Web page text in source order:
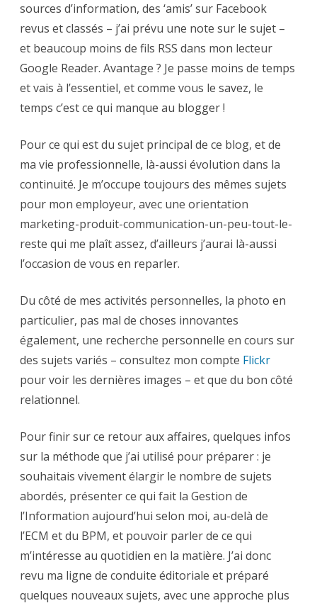
sources d’information, des ‘amis’ sur Facebook
revus et classés – j’ai prévu une note sur le sujet –
et beaucoup moins de fils RSS dans mon lecteur
Google Reader. Avantage ? Je passe moins de temps
et vais à l’essentiel, et comme vous le savez, le
temps c’est ce qui manque au blogger !
Pour ce qui est du sujet principal de ce blog, et de
ma vie professionnelle, là-aussi évolution dans la
continuité. Je m’occupe toujours des mêmes sujets
pour mon employeur, avec une orientation
marketing-produit-communication-un-peu-tout-le-
reste qui me plaît assez, d’ailleurs j’aurai là-aussi
l’occasion de vous en reparler.
Du côté de mes activités personnelles, la photo en
particulier, pas mal de choses innovantes
également, une recherche personnelle en cours sur
des sujets variés – consultez mon compte Flickr
pour voir les dernières images – et que du bon côté
relationnel.
Pour finir sur ce retour aux affaires, quelques infos
sur la méthode que j’ai utilisé pour préparer : je
souhaitais vivement élargir le nombre de sujets
abordés, présenter ce qui fait la Gestion de
l’Information aujourd’hui selon moi, au-delà de
l’ECM et du BPM, et pouvoir parler de ce qui
m’intéresse au quotidien en la matière. J’ai donc
revu ma ligne de conduite éditoriale et préparé
quelques nouveaux sujets, avec une approche plus